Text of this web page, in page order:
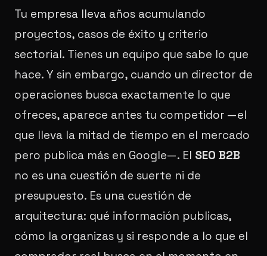
Tu empresa lleva años acumulando
proyectos, casos de éxito y criterio
sectorial. Tienes un equipo que sabe lo que
hace. Y sin embargo, cuando un director de
operaciones busca exactamente lo que
ofreces, aparece antes tu competidor —el
que lleva la mitad de tiempo en el mercado
pero publica más en Google—. El SEO B2B
no es una cuestión de suerte ni de
presupuesto. Es una cuestión de
arquitectura: qué información publicas,
cómo la organizas y si responde a lo que el